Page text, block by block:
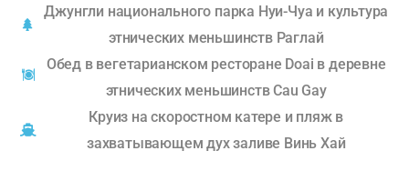
Джунгли национального парка Нуи-Чуа и культура
этнических меньшинств Раглай
Обед в вегетарианском ресторане Doai в деревне
этнических меньшинств Cau Gay
Круиз на скоростном катере и пляж в
захватывающем дух заливе Винь Хай